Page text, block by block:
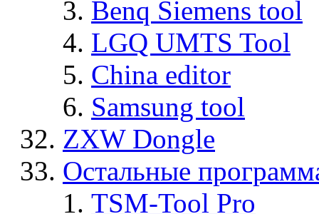
Benq Siemens tool
LGQ UMTS Tool
China editor
Samsung tool
ZXW Dongle
Остальные
TSM-Tool Pro